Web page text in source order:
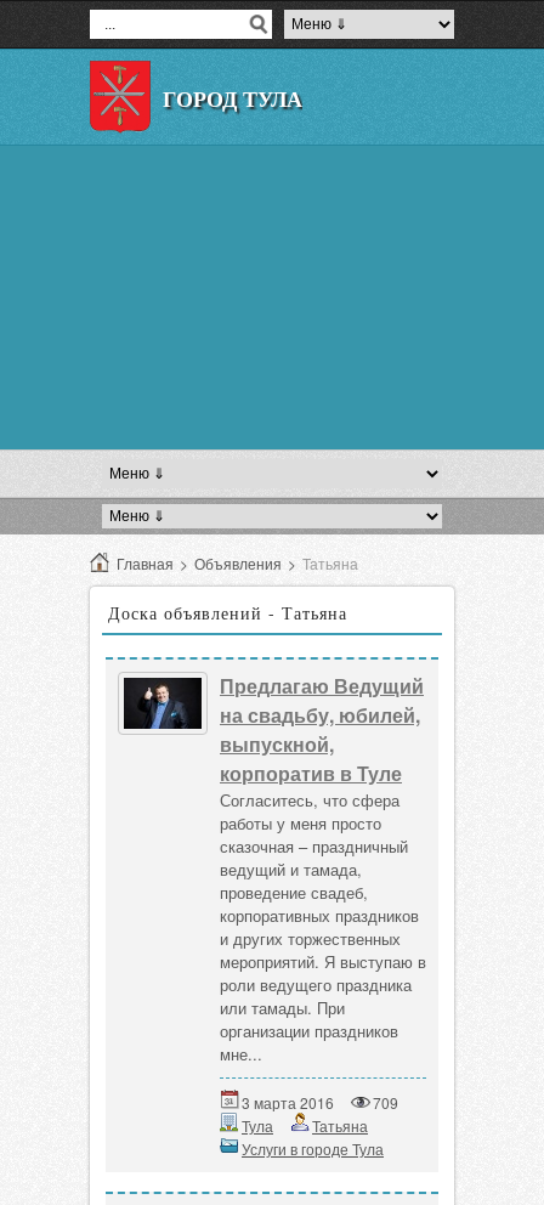
ГОРОД ТУЛА
Главная > Объявления > Татьяна
Доска объявлений - Татьяна
Предлагаю Ведущий
на свадьбу, юбилей,
выпускной,
корпоратив в Туле
Согласитесь, что сфера
работы у меня просто
сказочная – праздничный
ведущий и тамада,
проведение свадеб,
корпоративных праздников
и других торжественных
мероприятий. Я выступаю в
роли ведущего праздника
или тамады. При
организации праздников
мне...
3 марта 2016
709
Тула
Татьяна
Услуги в городе Тула